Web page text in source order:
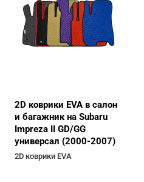
2D коврики EVA в салон
и багажник на Subaru
Impreza II GD/GG
универсал (2000-2007)
2D коврики EVA